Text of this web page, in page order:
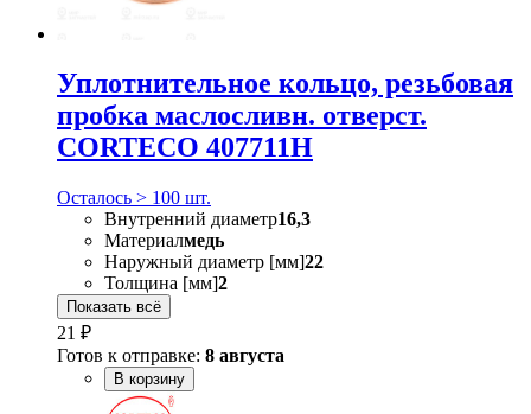
Уплотнительное кольцо, резьбовая
пробка маслосливн. отверст.
CORTECO 407711H
Осталось > 100 шт.
Внутренний диаметр16,3
Материалмедь
Наружный диаметр [мм]22
Толщина [мм]2
Показать всё
21 ₽
Готов к отправке: 8 августа
В корзину